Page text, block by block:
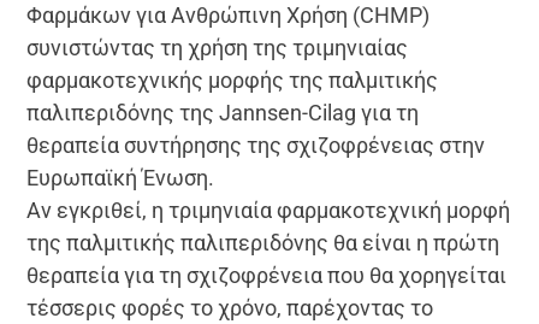
Φαρμάκων για Ανθρώπινη Χρήση (CHMP)
συνιστώντας τη χρήση της τριμηνιαίας
φαρμακοτεχνικής μορφής της παλμιτικής
παλιπεριδόνης της Jannsen-Cilag για τη
θεραπεία συντήρησης της σχιζοφρένειας στην
Ευρωπαϊκή Ένωση.
Αν εγκριθεί, η τριμηνιαία φαρμακοτεχνική μορφή
της παλμιτικής παλιπεριδόνης θα είναι η πρώτη
θεραπεία για τη σχιζοφρένεια που θα χορηγείται
τέσσερις φορές το χρόνο, παρέχοντας το